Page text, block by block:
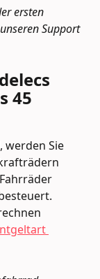
ersten
Support
45
werden Sie